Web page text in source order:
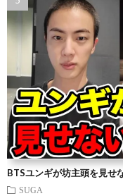
BTSユンギが坊主頭を見せ
SUGA